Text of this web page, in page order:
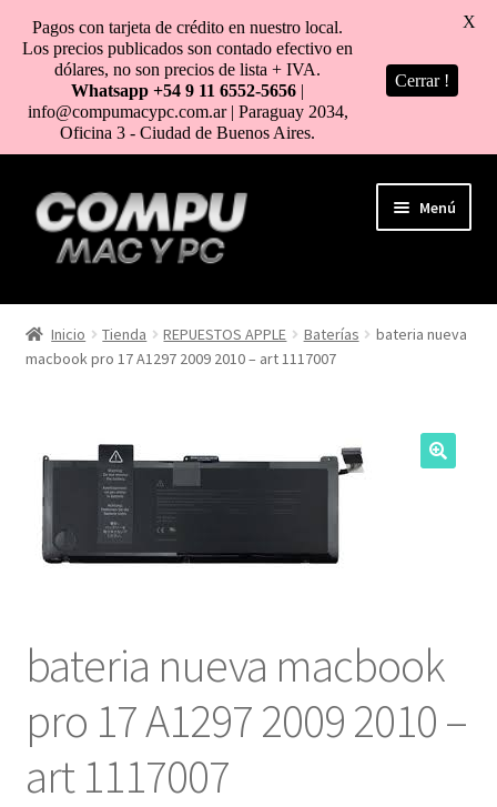
al
contenido
Menú
HOME
TIENDA
MI CUENTA
NOSOTROS
CONTACTO
Inicio Tienda REPUESTOS APPLE Baterías
bateria nueva
macbook pro 17 A1297 2009 2010 – art 1117007
bateria nueva macbook
pro 17 A1297 2009 2010 –
art 1117007
Pagos con tarjeta de crédito en nuestro local.
Los precios publicados son contado efectivo en
dólares, no son precios de lista + IVA.
Whatsapp +54 9 11 6552-5656 |
info@compumacypc.com.ar | Paraguay 2034,
Oficina 3 - Ciudad de Buenos Aires.
Cerrar !
X